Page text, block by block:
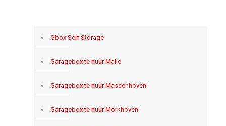
Gbox Self Storage
Garagebox te huur Malle
Garagebox te huur Massenhoven
Garagebox te huur Morkhoven